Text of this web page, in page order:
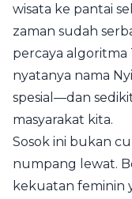
wisata ke pantai
zaman sudah
percaya algoritma
nyatanya nama
spesial—dan
masyarakat kita.
Sosok ini bukan
numpang lewat.
kekuatan feminin